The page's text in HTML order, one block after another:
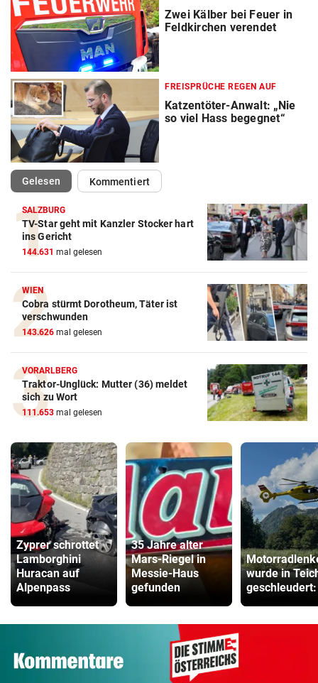
Zwei Kälber bei Feuer in
Feldkirchen verendet
FREISPRÜCHE REGEN AUF
Katzentöter-Anwalt: „Nie
so viel Hass begegnet“
Gelesen(ausgewählt)Kommentiert
SALZBURG
TV-Star geht mit Kanzler Stocker hart
ins Gericht
144.631 mal gelesen
WIEN
Cobra stürmt Dorotheum, Täter ist
verschwunden
143.626 mal gelesen
VORARLBERG
Traktor-Unglück: Mutter (36) meldet
sich zu Wort
111.653 mal gelesen
Zyprer schrottet
Lamborghini
Huracan auf
Alpenpass
35 Jahre alter
Mars-Riegel in
Messie-Haus
gefunden
wurde in